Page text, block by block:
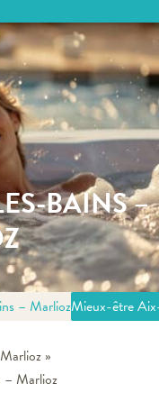
BAINS –
– MarliozMieux-être
»
Marlioz